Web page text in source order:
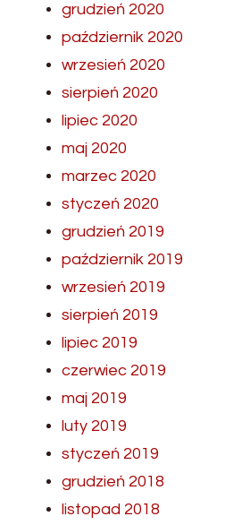
grudzień 2020
październik 2020
wrzesień 2020
sierpień 2020
lipiec 2020
maj 2020
marzec 2020
styczeń 2020
grudzień 2019
październik 2019
wrzesień 2019
sierpień 2019
lipiec 2019
czerwiec 2019
maj 2019
luty 2019
styczeń 2019
grudzień 2018
listopad 2018